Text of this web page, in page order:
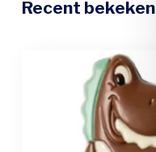
Recent bekeken